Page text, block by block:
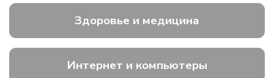
Здоровье и медицина
Интернет и компьютеры